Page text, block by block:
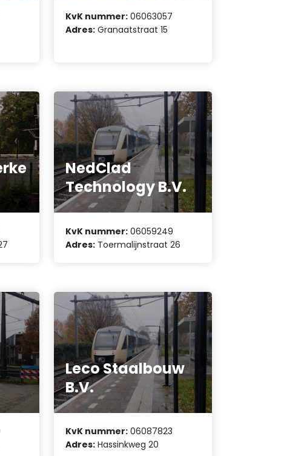
KvK nummer: 06063057
Adres: Granaatstraat 15
NedClad
Technology B.V.
KvK nummer: 06059249
Adres: Toermalijnstraat 26
Leco Staalbouw
B.V.
KvK nummer: 06087823
Adres: Hassinkweg 20